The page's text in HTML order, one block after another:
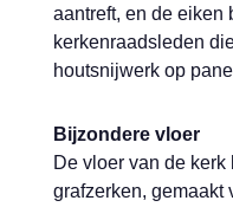
aantreft, en de eiken
kerkenraadsleden
houtsnijwerk op
Bijzondere vloer
De vloer van de kerk
grafzerken, gemaakt